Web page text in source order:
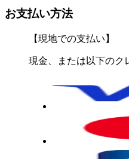
お支払い方法
【現地での支払い】
現金、または以下のク